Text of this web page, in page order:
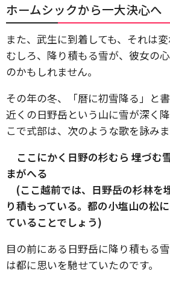
ホームシックから一大決心へ
また、武生に到着しても、それは変
むしろ、降り積もる雪が、彼女の
のかもしれません。
その年の冬、「暦に初雪降る」と
近くの日野岳という山に雪が深く
こで式部は、次のような歌を詠みま
ここにかく日野の杉むら 埋づむ
まがへる
(ここ越前では、日野岳の杉林を
り積もっている。都の小塩山の松
ていることでしょう)
目の前にある日野岳に降り積もる
は都に思いを馳せていたのです。